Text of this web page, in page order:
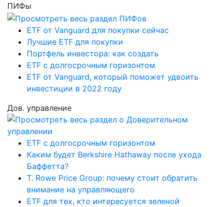
ПИФы
ETF от Vanguard для покупки сейчас
Лучшие ETF для покупки
Портфель инвестора: как создать
ETF с долгосрочным горизонтом
ETF от Vanguard, который поможет удвоить
инвестиции в 2022 году
Дов. управление
ETF с долгосрочным горизонтом
Каким будет Berkshire Hathaway после ухода
Баффетта?
T. Rowe Price Group: почему стоит обратить
внимание на управляющего
ETF для тех, кто интересуется зеленой